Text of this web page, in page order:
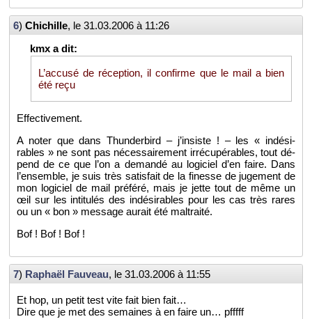
6) Chi­chille, le 31.03.2006 à 11:26
L’ac­cusé de ré­cep­tion, il confirme que le mail a bien
été reçu
Ef­fec­ti­ve­ment.
A noter que dans Thun­der­bird – j’in­siste ! – les « in­dé­si­
rables » ne sont pas né­ces­sai­re­ment ir­ré­cu­pé­rables, tout dé­
pend de ce que l’on a de­mandé au lo­gi­ciel d’en faire. Dans
l’en­semble, je suis très sa­tis­fait de la fi­nesse de ju­ge­ment de
mon lo­gi­ciel de mail pré­féré, mais je jette tout de même un
œil sur les in­ti­tu­lés des in­dé­si­rables pour les cas très rares
ou un « bon » mes­sage au­rait été mal­traité.
Bof ! Bof ! Bof !
7) Raphaël Fau­veau, le 31.03.2006 à 11:55
Et hop, un petit test vite fait bien fait…
Dire que je met des se­maines à en faire un… pfffff